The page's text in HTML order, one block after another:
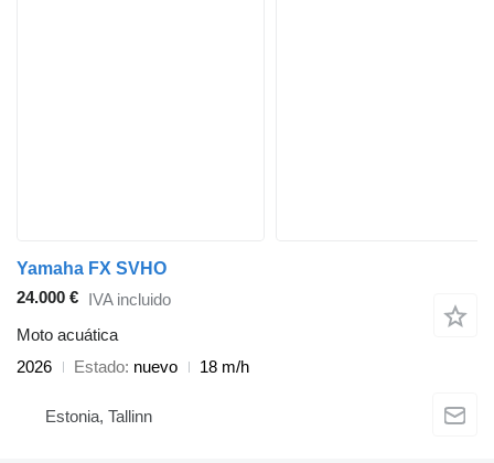
Yamaha FX SVHO
24.000 € IVA incluido
Moto acuática
2026
Estado nuevo 18 m/h
Estonia, Tallinn